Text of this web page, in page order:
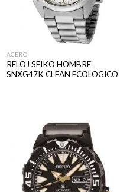
ACERO
RELOJ SEIKO HOMBRE
SNXG47K CLEAN ECOLOGICO